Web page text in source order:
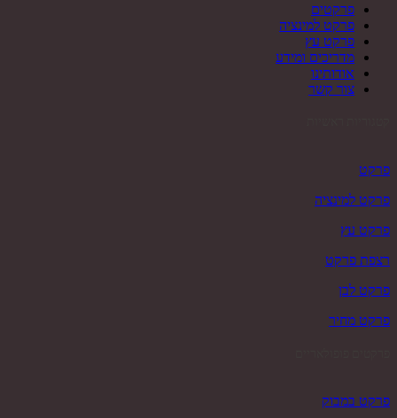
פרקטים
פרקט למינציה
פרקט עץ
מדריכים ומידע
אודותינו
צור קשר
פרקט
פרקט למינציה
פרקט עץ
רצפת פרקט
פרקט לבן
פרקט מחיר
פרקט במבוק